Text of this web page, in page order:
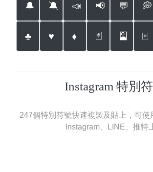
🔔 🔕 📣 📢 💬 💭
♣️ ♥️ ♦️ 🃏 🎴 🀄️
Instagram 特別
247個特別符號快速複製及貼上，可使
Instagram、LINE、推特